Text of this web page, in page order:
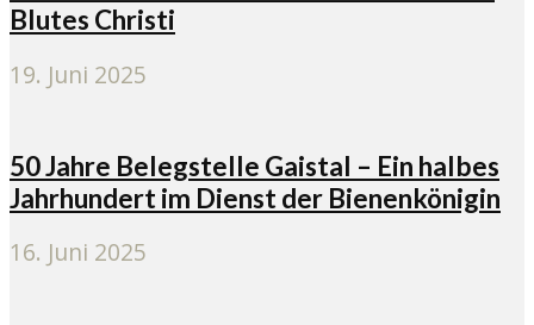
Blutes Christi
19. Juni 2025
50 Jahre Belegstelle Gaistal – Ein halbes
Jahrhundert im Dienst der Bienenkönigin
16. Juni 2025